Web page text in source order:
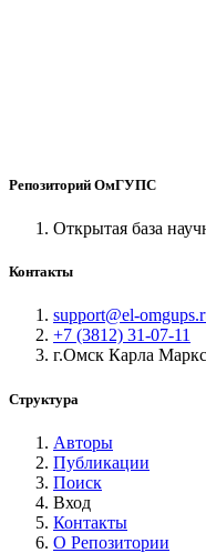
Репозиторий ОмГУПС
Открытая база
Контакты
support@el-
+7 (3812) 31-07-11
г.Омск Карла
Структура
Авторы
Публикации
Поиск
Вход
Контакты
О Репозитории